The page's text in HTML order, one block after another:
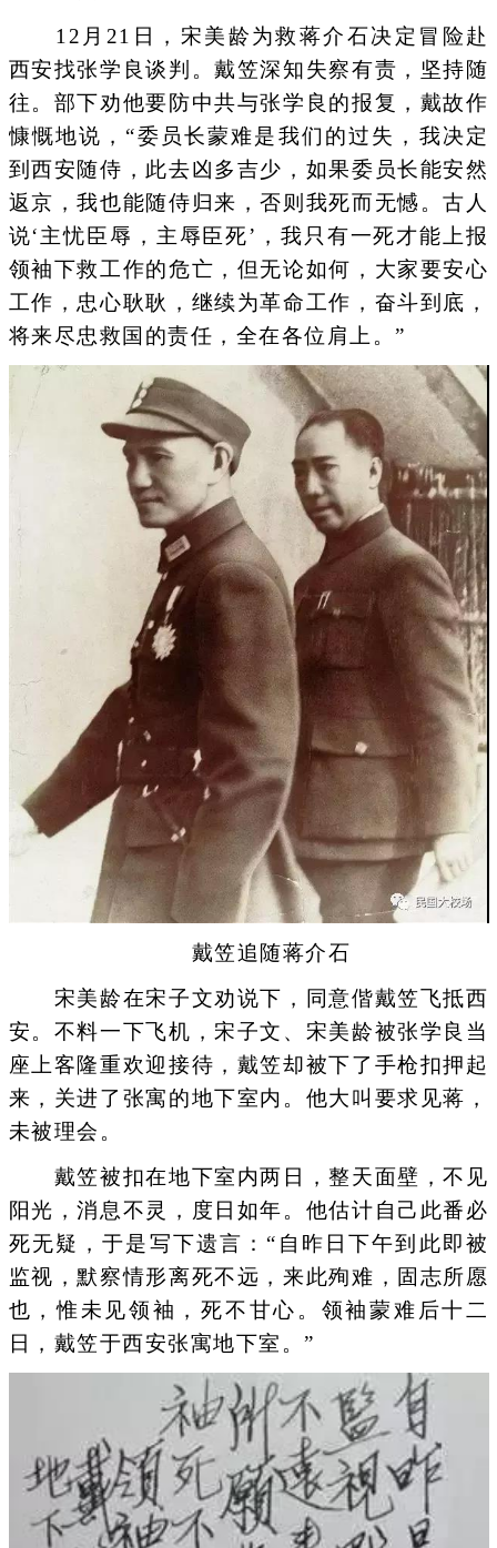
12月21日，宋美龄为救蒋介石决定冒险赴
西安找张学良谈判。戴笠深知失察有责，坚持随
往。部下劝他要防中共与张学良的报复，戴故作
慷慨地说，“委员长蒙难是我们的过失，我决定
到西安随侍，此去凶多吉少，如果委员长能安然
返京，我也能随侍归来，否则我死而无憾。古人
说‘主忧臣辱，主辱臣死’，我只有一死才能上报
领袖下救工作的危亡，但无论如何，大家要安心
工作，忠心耿耿，继续为革命工作，奋斗到底，
将来尽忠救国的责任，全在各位肩上。”
戴笠追随蒋介石
宋美龄在宋子文劝说下，同意偕戴笠飞抵西
安。不料一下飞机，宋子文、宋美龄被张学良当
座上客隆重欢迎接待，戴笠却被下了手枪扣押起
来，关进了张寓的地下室内。他大叫要求见蒋，
未被理会。
戴笠被扣在地下室内两日，整天面壁，不见
阳光，消息不灵，度日如年。他估计自己此番必
死无疑，于是写下遗言：“自昨日下午到此即被
监视，默察情形离死不远，来此殉难，固志所愿
也，惟未见领袖，死不甘心。领袖蒙难后十二
日，戴笠于西安张寓地下室。”